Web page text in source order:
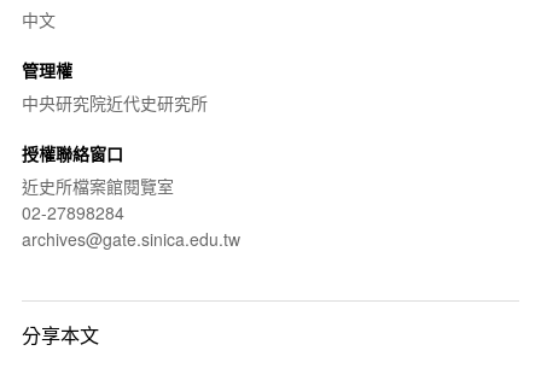
中文
管理權
中央研究院近代史研究所
授權聯絡窗口
近史所檔案館閱覽室
02-27898284
archives@gate.sinica.edu.tw
分享本文